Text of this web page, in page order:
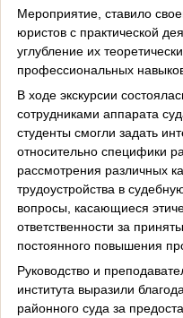
Мероприятие, ставило
юристов с практической
углубление их
профессиональных
В ходе экскурсии
сотрудниками аппарата
студенты смогли задать
относительно специфики
рассмотрения различных
трудоустройства в
вопросы, касающиеся
ответственности за
постоянного повышения
Руководство и
института выразили
районного суда за